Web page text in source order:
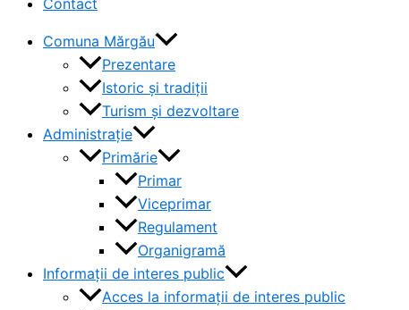
Contact
Comuna Mărgău
Prezentare
Istoric și tradiții
Turism și dezvoltare
Administrație
Primărie
Primar
Viceprimar
Regulament
Organigramă
Informații de interes public
Acces la informații de interes public